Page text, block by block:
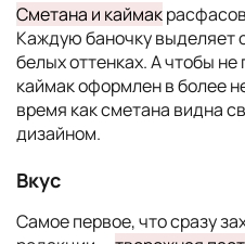
Сметана и каймак
Каждую баночку выделяет
белых оттенках. А чтобы не
каймак оформлен в более
время как сметана видна
дизайном.
Вкус
Самое первое, что сразу